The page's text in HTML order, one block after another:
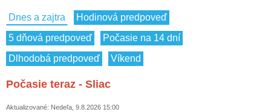
Dnes a zajtra
Hodinová predpoveď
5 dňová predpoveď
Počasie na 14 dní
Dlhodobá predpoveď
Víkend
Počasie teraz - Sliac
Aktualizované: Nedeľa, 9.8.2026 15:00